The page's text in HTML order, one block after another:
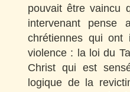
pouvait être vaincu
intervenant pense
chrétiennes qui
violence : la loi du
Christ qui est
logique de la